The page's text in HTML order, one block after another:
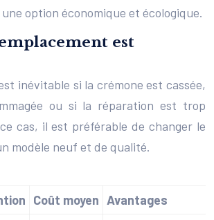
option économique et écologique.
est
inévitable si la crémone est cassée,
ou si la réparation est trop
cas, il est préférable de changer le
modèle neuf et de qualité.
Coût moyen Avantages